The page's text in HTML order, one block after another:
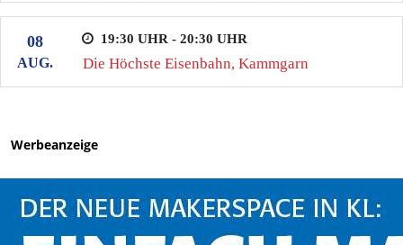
08
AUG.
19:30 UHR - 20:30 UHR
Die Höchste Eisenbahn, Kammgarn
Werbeanzeige